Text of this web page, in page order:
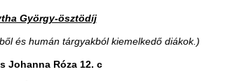
György-ösztödíj
és humán tárgyakból kiemelkedő diákok.)
Johanna Róza 12. c